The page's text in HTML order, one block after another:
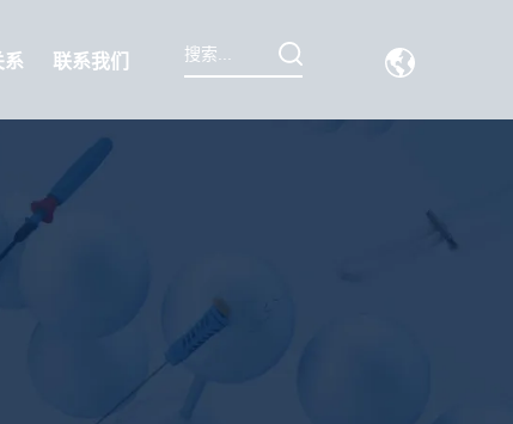
系 联系我们